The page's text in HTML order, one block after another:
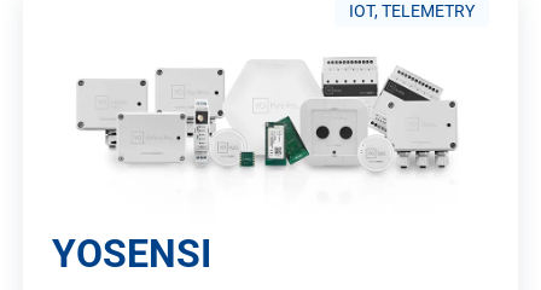
IOT, TELEMETRY
YOSENSI